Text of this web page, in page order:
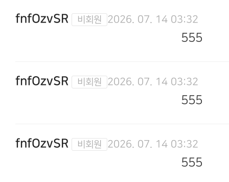
fnfOzvSR 2026. 07. 14 03:32
555
fnfOzvSR 2026. 07. 14 03:32
555
fnfOzvSR 2026. 07. 14 03:32
555